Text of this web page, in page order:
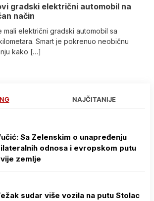
gradski električni automobil na
način
mali električni gradski automobil sa
Smart je pokrenuo neobičnu
kako […]
NAJČITANIJE
Sa Zelenskim o unapređenju
odnosa i evropskom putu
zemlje
sudar više vozila na putu Stolac